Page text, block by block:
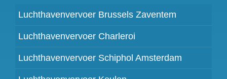
Luchthavenvervoer Brussels Zaventem
Luchthavenvervoer Charleroi
Luchthavenvervoer Schiphol Amsterdam